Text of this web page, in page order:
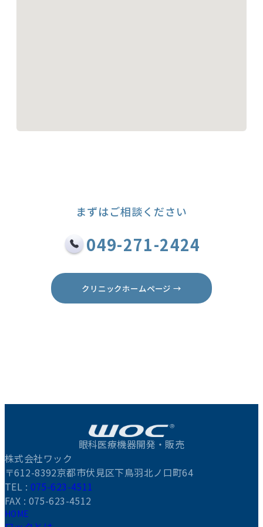
まずはご相談ください
049-271-2424
クリニックホームページ →
眼科医療機器開発・販売
株式会社ワック
〒612-8392京都市伏見区下鳥羽北ノ口町64
TEL : 075-623-4511
FAX : 075-623-4512
HOME